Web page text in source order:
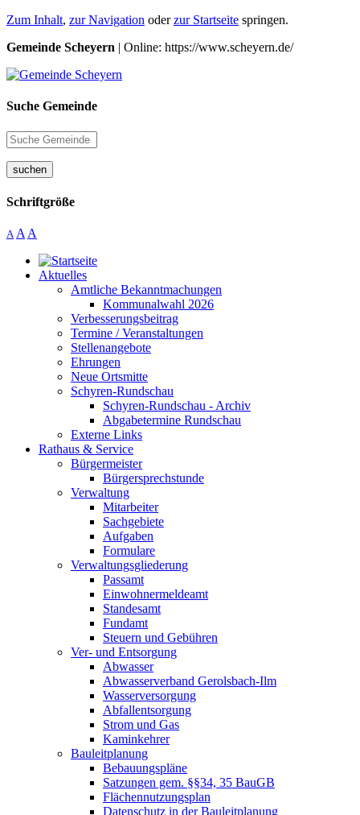
Zum Inhalt, zur Navigation oderzur Startseite springen.
Gemeinde Scheyern | Online: https://www.scheyern.de/
Suche Gemeinde
suchen
Schriftgröße
A A A
Aktuelles
Amtliche Bekanntmachungen
Kommunalwahl 2026
Verbesserungsbeitrag
Termine / Veranstaltungen
Stellenangebote
Ehrungen
Neue Ortsmitte
Schyren-Rundschau
Schyren-Rundschau - Archiv
Abgabetermine Rundschau
Externe Links
Rathaus & Service
Bürgermeister
Bürgersprechstunde
Verwaltung
Mitarbeiter
Sachgebiete
Aufgaben
Formulare
Verwaltungsgliederung
Passamt
Einwohnermeldeamt
Standesamt
Fundamt
Steuern und Gebühren
Ver- und Entsorgung
Abwasser
Abwasserverband Gerolsbach-Ilm
Wasserversorgung
Abfallentsorgung
Strom und Gas
Kaminkehrer
Bauleitplanung
Bebauungspläne
Satzungen gem. §§34, 35 BauGB
Flächennutzungsplan
Datenschutz in der Bauleitplanung